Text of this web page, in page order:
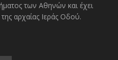
των Αθηνών και έχει
αρχαίας Ιεράς Οδού.